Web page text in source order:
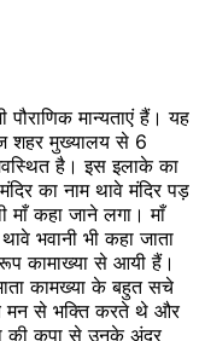
पौराणिक मान्यताएं हैं। यह
शहर मुख्यालय से 6
है। इस इलाके का
का नाम थावे मंदिर पड़
माँ कहा जाने लगा। माँ
भवानी भी कहा जाता
कामाख्या से आयी हैं।
कामख्या के बहुत सचे
मन से भक्ति करते थे और
की कृपा से उनके अंदर